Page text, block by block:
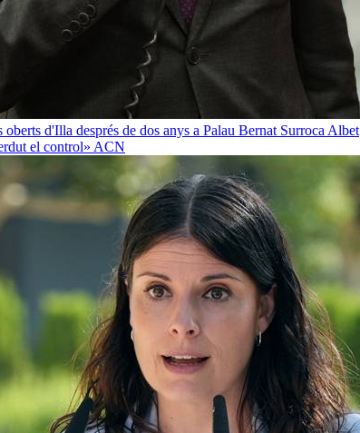
d'Illa després de dos anys a Palau Bernat Surroca Albet
el control» ACN